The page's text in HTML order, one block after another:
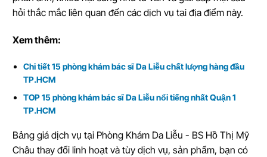
hỏi thắc mắc liên quan đến các dịch vụ tại địa điểm này.
Xem thêm:
Chi tiết 15 phòng khám bác sĩ Da Liễu chất lượng hàng đầu
TP.HCM
TOP 15 phòng khám bác sĩ Da Liễu nổi tiếng nhất Quận 1
TP.HCM
Bảng giá dịch vụ tại Phòng Khám Da Liễu - BS Hồ Thị Mỹ
Châu thay đổi linh hoạt và tùy dịch vụ, sản phẩm, bạn có